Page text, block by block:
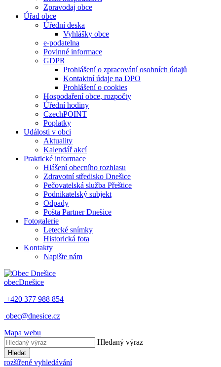
Zpravodaj obce
Úřad obce
Úřední deska
Vyhlášky obce
e-podatelna
Povinné informace
GDPR
Prohlášení o zpracování osobních údajů
Kontaktní údaje na DPO
Prohlášení o cookies
Hospodaření obce, rozpočty
Úřední hodiny
CzechPOINT
Poplatky
Události v obci
Aktuality
Kalendář akcí
Praktické informace
Hlášení obecního rozhlasu
Zdravotní středisko Dnešice
Pečovatelská služba Přeštice
Podnikatelský subjekt
Odpady
Pošta Partner Dnešice
Fotogalerie
Letecké snímky
Historická fota
Kontakty
Napište nám
obecDnešice
+420 377 988 854
obec@dnesice.cz
Mapa webu
Hledaný výraz
Hledat
rozšířené vyhledávání